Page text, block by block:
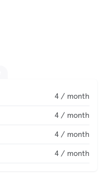
4 / month
4 / month
4 / month
4 / month